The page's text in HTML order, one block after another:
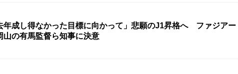
年成し得なかった目標に向かって」悲願のJ1昇格へ ファジアー
山の有馬監督ら知事に決意